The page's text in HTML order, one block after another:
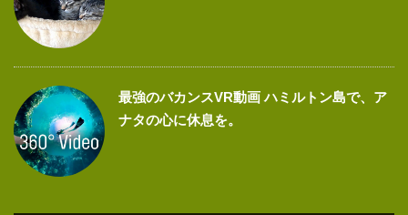
最強のバカンスVR動画 ハミルトン島で、ア
ナタの心に休息を。